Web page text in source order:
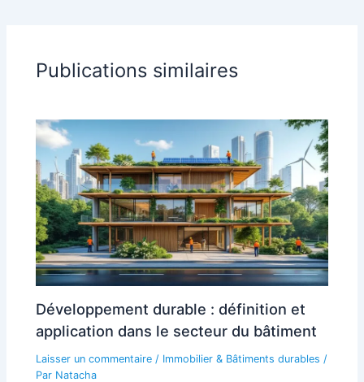
Publications similaires
Développement durable : définition et
application dans le secteur du bâtiment
Laisser un commentaire / Immobilier & Bâtiments durables /
Par Natacha